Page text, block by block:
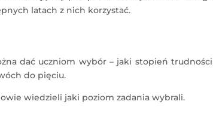
latach z nich korzystać.
dać uczniom wybór – jaki stopień trudności
do pięciu.
wiedzieli jaki poziom zadania wybrali.